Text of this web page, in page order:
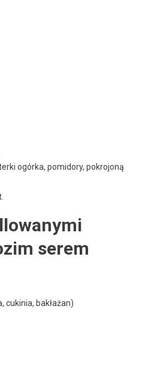
ogórka, pomidory, pokrojoną
serem
cukinia, bakłażan)